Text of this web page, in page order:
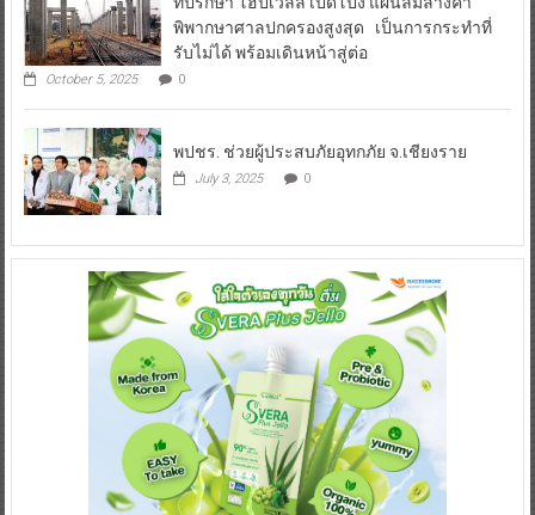
พิพากษาศาลปกครองสูงสุด เป็นการกระทำที่
รับไม่ได้ พร้อมเดินหน้าสู่ต่อ
October 5, 2025 0
พปชร. ช่วยผู้ประสบภัยอุทกภัย จ.เชียงราย
July 3, 2025 0